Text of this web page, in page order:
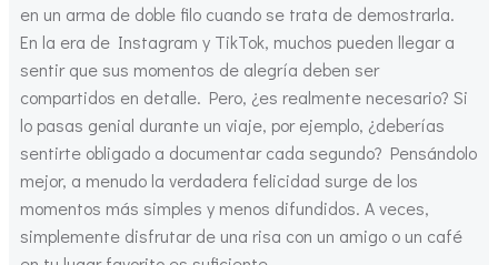
en un arma de doble filo cuando se trata de demostrarla.
En la era de Instagram y TikTok, muchos pueden llegar a
sentir que sus momentos de alegría deben ser
compartidos en detalle. Pero, ¿es realmente necesario? Si
lo pasas genial durante un viaje, por ejemplo, ¿deberías
sentirte obligado a documentar cada segundo? Pensándolo
mejor, a menudo la verdadera felicidad surge de los
momentos más simples y menos difundidos. A veces,
simplemente disfrutar de una risa con un amigo o un café